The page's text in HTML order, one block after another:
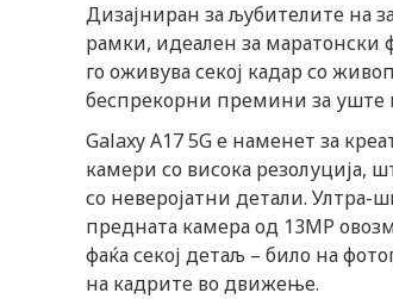
Дизајниран за љубителите на
рамки, идеален за маратонски
го оживува секој кадар со
беспрекорни премини за
Galaxy A17 5G е наменет за
камери со висока резолуција,
со неверојатни детали. Ултра-
предната камера од 13MP
фаќа секој детаљ – било на
на кадрите во движење.